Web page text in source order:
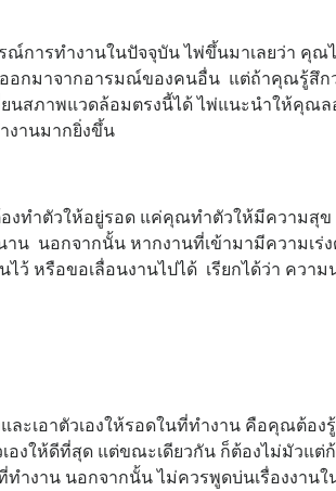
ณ์การทำงานในปัจจุบัน ไพ่ขึ้นมาเลยว่า คุ
ออกมาจากอารมณ์ของคนอื่น แต่ถ้าคุณรู้สึ
นสภาพแวดล้อมตรงนี้ได้ ไพ่แนะนำให้คุณล
งานมากยิ่งขึ้น
องทำตัวให้อยู่รอด แค่คุณทำตัวให้มีความ
าน นอกจากนั้น หากงานที่เข้ามามีความเ
นไว้ หรือขอเลื่อนงานไปได้ เรียกได้ว่า ค
ะเอาตัวเองให้รอดในที่ทำงาน คือคุณต้อง
องให้ดีที่สุด แต่ขณะเดียวกัน ก็ต้องไม่มัวแ
ทำงาน นอกจากนั้น ไม่ควรพูดบ่นเรื่องงาน